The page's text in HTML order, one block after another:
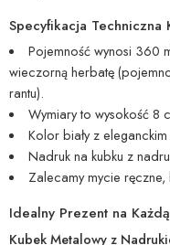
Specyfikacja Techniczna
Pojemność wynosi 360
wieczorną herbatę
rantu).
Wymiary to wysokość 8
Kolor biały z
Nadruk na kubku z
Zalecamy mycie
Idealny Prezent na
Kubek Metalowy z